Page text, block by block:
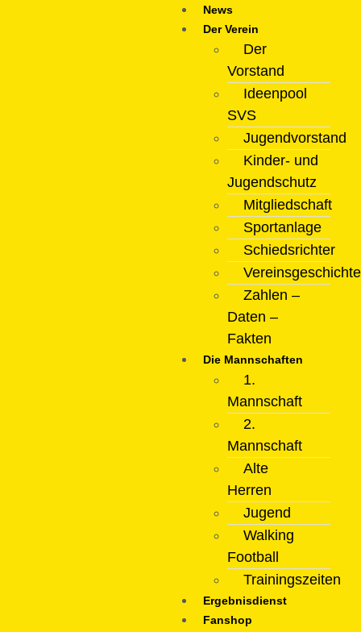
News
Der Verein
Der
Vorstand
Ideenpool
SVS
Jugendvorstand
Kinder- und
Jugendschutz
Mitgliedschaft
Sportanlage
Schiedsrichter
Vereinsgeschichte
Zahlen –
Daten –
Fakten
Die Mannschaften
1.
Mannschaft
2.
Mannschaft
Alte
Herren
Jugend
Walking
Football
Trainingszeiten
Ergebnisdienst
Fanshop